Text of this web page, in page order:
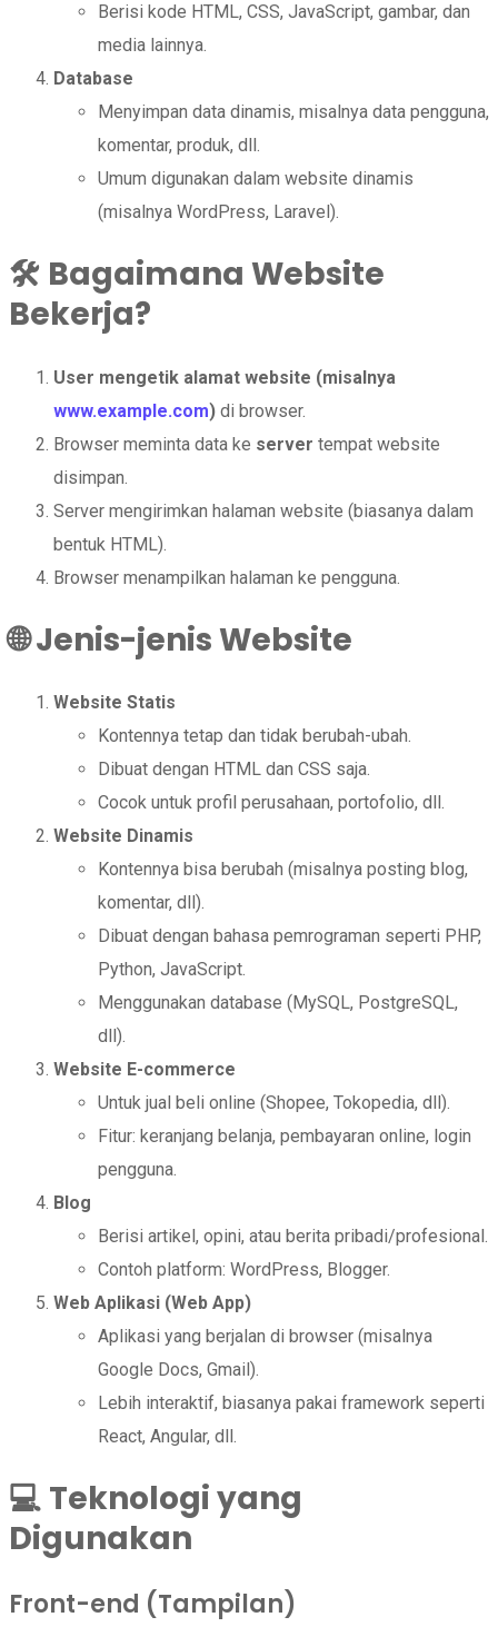
Berisi kode HTML, CSS, JavaScript, gambar, dan
media lainnya.
Database
Menyimpan data dinamis, misalnya data pengguna,
komentar, produk, dll.
Umum digunakan dalam website dinamis
(misalnya WordPress, Laravel).
🛠️ Bagaimana Website
Bekerja?
User mengetik alamat website (misalnya
www.example.com) di browser.
Browser meminta data ke server tempat website
disimpan.
Server mengirimkan halaman website (biasanya dalam
bentuk HTML).
Browser menampilkan halaman ke pengguna.
🌐Jenis-jenis Website
Website Statis
Kontennya tetap dan tidak berubah-ubah.
Dibuat dengan HTML dan CSS saja.
Cocok untuk profil perusahaan, portofolio, dll.
Website Dinamis
Kontennya bisa berubah (misalnya posting blog,
komentar, dll).
Dibuat dengan bahasa pemrograman seperti PHP,
Python, JavaScript.
Menggunakan database (MySQL, PostgreSQL,
dll).
Website E-commerce
Untuk jual beli online (Shopee, Tokopedia, dll).
Fitur: keranjang belanja, pembayaran online, login
pengguna.
Blog
Berisi artikel, opini, atau berita pribadi/profesional.
Contoh platform: WordPress, Blogger.
Web Aplikasi (Web App)
Aplikasi yang berjalan di browser (misalnya
Google Docs, Gmail).
Lebih interaktif, biasanya pakai framework seperti
React, Angular, dll.
💻 Teknologi yang
Digunakan
Front-end (Tampilan)